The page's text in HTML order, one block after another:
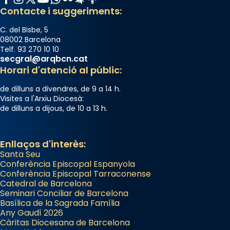
Photo
View on Facebook
Arquebisbat de Barcelona
2 weeks ago
Jaume, fill de Zebedeu, és juntament amb el
seu germà Joan i Pere un dels que
acompanyava més de prop Jesús.
apòstol màrtir, decapitat a Jerusalem per
Herodes Agripa (vers l'any 44).
Patró de Galícia, després de les invasions
musulmanes fou venerat com a patró dels
Regnes castellans i més tard de tota
Espanya.
Contacte i suggeriments:
C. del Bisbe, 5
08002 Barcelona
Telf. 93 270 10 10
secgral@arqbcn.cat
Horari d'atenció al públic:
de dilluns a divendres, de 9 a 14 h.
Visites a l'Arxiu Diocesà:
de dilluns a dijous, de 10 a 13 h.
Enllaços d'interès:
Santa Seu
Conferència Episcopal Espanyola
Conferència Episcopal Tarraconense
Catedral de Barcelona
Seminari Conciliar de Barcelona
Basílica de la Sagrada Família
Any Gaudí 2026
Càritas Diocesana de Barcelona